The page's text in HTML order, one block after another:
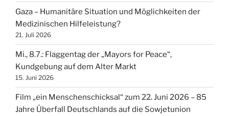
Gaza – Humanitäre Situation und Möglichkeiten der
Medizinischen Hilfeleistung?
21. Juli 2026
Mi., 8.7.: Flaggentag der „Mayors for Peace“,
Kundgebung auf dem Alter Markt
15. Juni 2026
Film „ein Menschenschicksal“ zum 22. Juni 2026 – 85
Jahre Überfall Deutschlands auf die Sowjetunion